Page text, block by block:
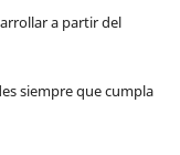
a partir del
siempre que cumpla